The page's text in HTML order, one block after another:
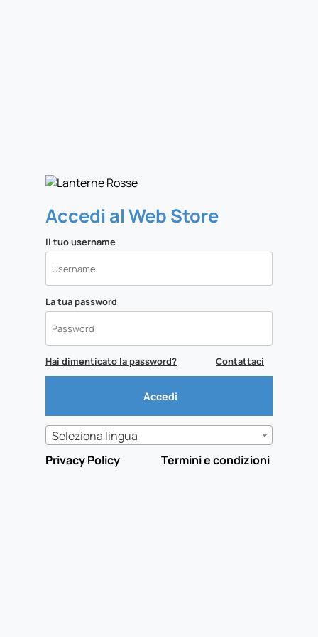
Accedi al Web Store
Il tuo username
La tua password
Hai dimenticato la password? Contattaci
Seleziona lingua
Privacy Policy
Termini e condizioni